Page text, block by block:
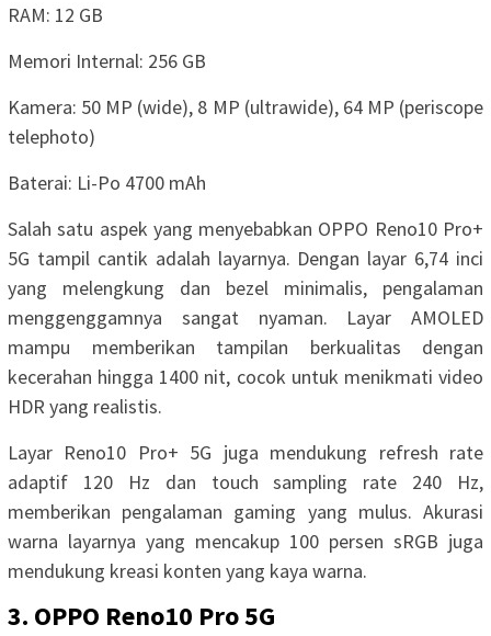
RAM: 12 GB
Memori Internal: 256 GB
Kamera: 50 MP (wide), 8 MP (ultrawide), 64 MP (periscope
telephoto)
Baterai: Li-Po 4700 mAh
Salah satu aspek yang menyebabkan OPPO Reno10 Pro+
5G tampil cantik adalah layarnya. Dengan layar 6,74 inci
yang melengkung dan bezel minimalis, pengalaman
menggenggamnya sangat nyaman. Layar AMOLED
mampu memberikan tampilan berkualitas dengan
kecerahan hingga 1400 nit, cocok untuk menikmati video
HDR yang realistis.
Layar Reno10 Pro+ 5G juga mendukung refresh rate
adaptif 120 Hz dan touch sampling rate 240 Hz,
memberikan pengalaman gaming yang mulus. Akurasi
warna layarnya yang mencakup 100 persen sRGB juga
mendukung kreasi konten yang kaya warna.
3. OPPO Reno10 Pro 5G